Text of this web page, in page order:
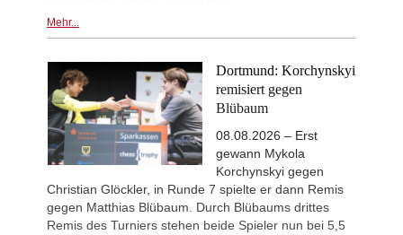
Dominguez Perez - Caruana (C41)
New Opening Trend
Liang - Caruana (C01)
98th French Championship
Round 1 now live
New Opening Trend
Babazada - Lazov (B92)
New Opening Trend
Sydykov - Svane (C47)
Mehr...
Dortmund: Korchynskyi
remisiert gegen
Blübaum
08.08.2026 – Erst
gewann Mykola
Korchynskyi gegen
Christian Glöckler, in Runde 7 spielte er dann Remis
gegen Matthias Blübaum. Durch Blübaums drittes
Remis des Turniers stehen beide Spieler nun bei 5,5